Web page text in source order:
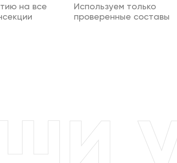
на все
Используем только
проверенные составы